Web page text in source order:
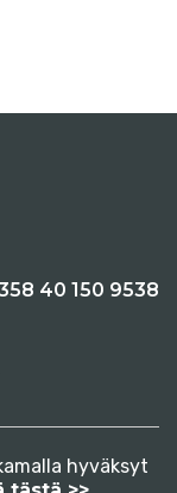
hyväksyt
40 150 9538